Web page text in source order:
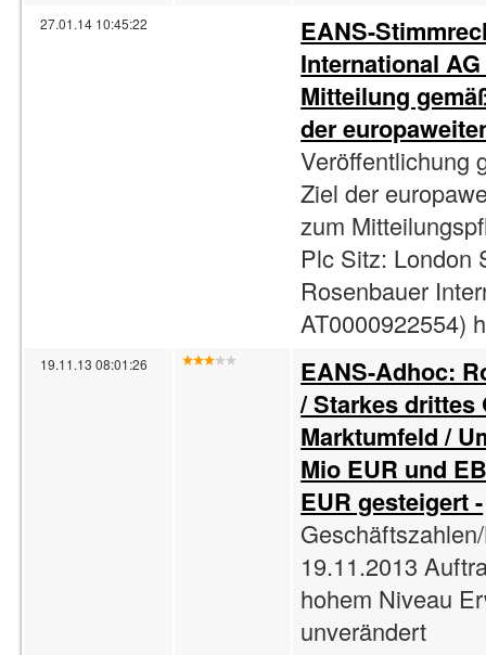
27.01.14 10:45:22
EANS-
International
Mitteilung
der
Veröffentlichung
Ziel der
zum
Plc Sitz: London
Rosenbauer
AT0000922554)
19.11.13 08:01:26
EANS-Adhoc:
/ Starkes drittes
Marktumfeld /
Mio EUR und
EUR gesteigert -
19.11.2013
hohem Niveau
unverändert